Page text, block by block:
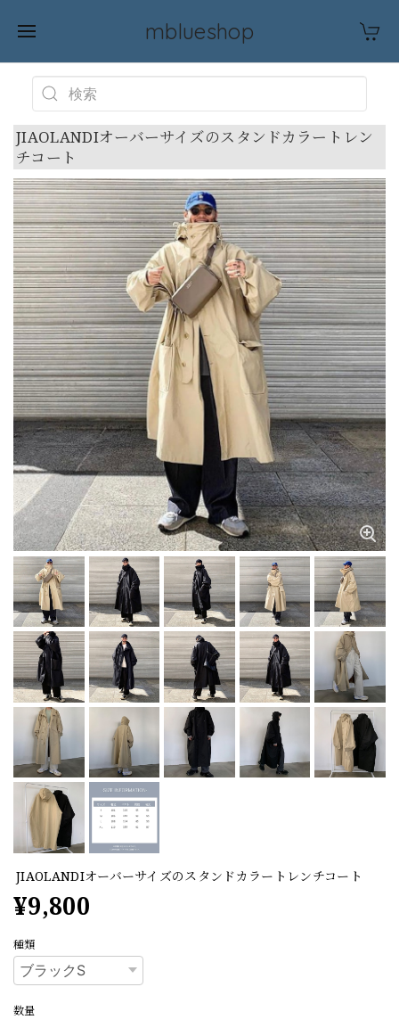
mblueshop
JIAOLANDIオーバーサイズのスタンドカラートレン
チコート
JIAOLANDIオーバーサイズのスタンドカラートレンチコート
¥9,800
種類
数量